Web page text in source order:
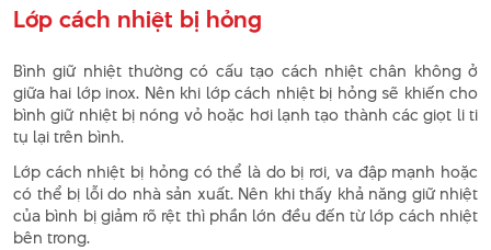
Lớp cách nhiệt bị hỏng
Bình giữ nhiệt thường có cấu tạo cách nhiệt chân không ở
giữa hai lớp inox. Nên khi lớp cách nhiệt bị hỏng sẽ khiến cho
bình giữ nhiệt bị nóng vỏ hoặc hơi lạnh tạo thành các giọt li ti
tụ lại trên bình.
Lớp cách nhiệt bị hỏng có thể là do bị rơi, va đập mạnh hoặc
có thể bị lỗi do nhà sản xuất. Nên khi thấy khả năng giữ nhiệt
của bình bị giảm rõ rệt thì phần lớn đều đến từ lớp cách nhiệt
bên trong.